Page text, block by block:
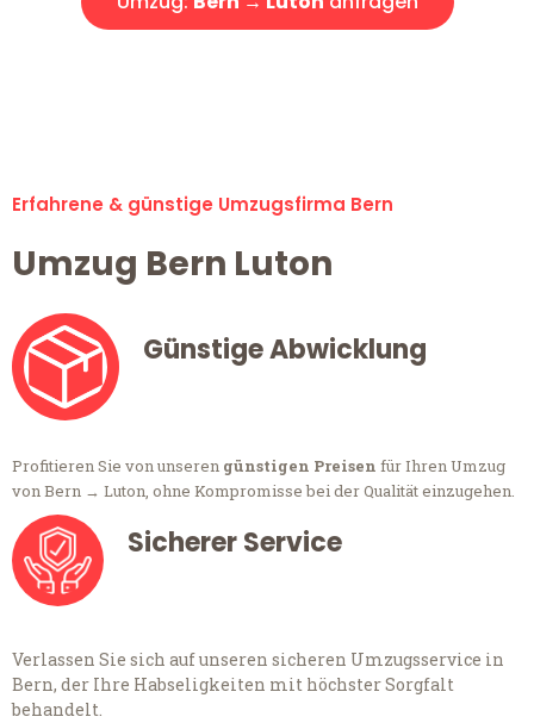
Erfahrene & günstige Umzugsfirma Bern
Umzug Bern Luton
Günstige Abwicklung
Profitieren Sie von unseren günstigen Preisen für Ihren Umzug
von Bern → Luton, ohne Kompromisse bei der Qualität einzugehen.
Sicherer Service
Verlassen Sie sich auf unseren sicheren Umzugsservice in
Bern, der Ihre Habseligkeiten mit höchster Sorgfalt
behandelt.